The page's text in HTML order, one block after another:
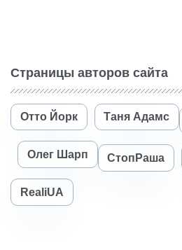
Страницы авторов сайта
Отто Йорк Таня Адамс
Олег Шарп СтопРаша
RealiUA